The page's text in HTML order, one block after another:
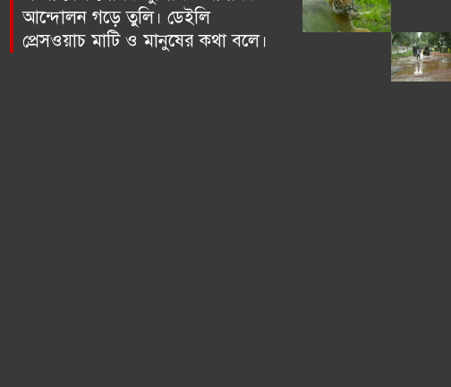
আন্দোলন গড়ে তুলি। ডেইলি
প্রেসওয়াচ মাটি ও মানুষের কথা বলে।